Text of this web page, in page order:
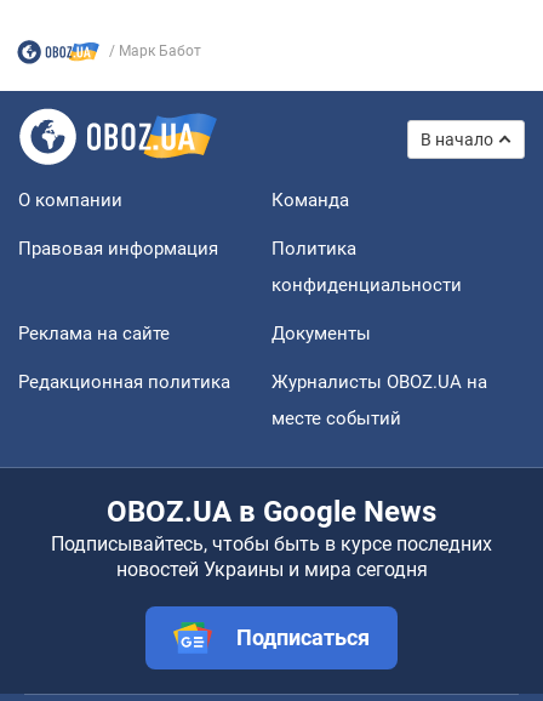
Марк Бабот
В начало
О компании Команда
Правовая информация
Политика
конфиденциальности
Реклама на сайте Документы
Редакционная политика
Журналисты OBOZ.UA на
месте событий
OBOZ.UA в Google News
Подписывайтесь, чтобы быть в курсе последних
новостей Украины и мира сегодня
Подписаться